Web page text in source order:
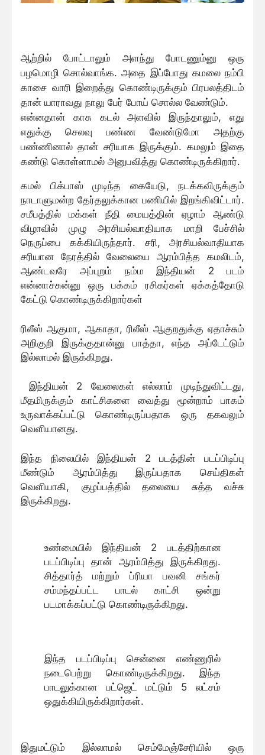
ஆற்றில் போட்டாலும் அளந்து போடணும்னு ஒரு
பழமொழி சொல்வாங்க. அதை இப்போது கமலை நம்பி
காசை வாரி இறைத்து கொண்டிருக்கும் பிரபலத்திடம்
தான் யாராவது நாலு பேர் போய் சொல்ல வேண்டும்.
என்னதான் காசு கடல் அளவில் இருந்தாலும், எது
எதுக்கு செலவு பண்ண வேண்டுமோ அதற்கு
பண்ணினால் தான் சரியாக இருக்கும். கமலும் இதை
கண்டு கொள்ளாமல் அனுபவித்து கொண்டிருக்கிறார்.
கமல் பிக்பாஸ் முடிந்த கையேடு, நடக்கவிருக்கும்
நாடாளுமன்ற தேர்தலுக்கான பணியில் இறங்கிவிட்டார்.
சமீபத்தில் மக்கள் நீதி மையத்தின் ஏழாம் ஆண்டு
விழாவில் முழு அரசியல்வாதியாக மாறி பேச்சில்
நெருப்பை கக்கியிருந்தார். சரி, அரசியல்வாதியாக
சரியான நேரத்தில் வேலையை ஆரம்பித்த கமலிடம்,
ஆண்டவரே அப்புறம் நம்ம இந்தியன் 2 படம்
என்னாச்சுன்னு ஒரு பக்கம் ரசிகர்கள் ஏக்கத்தோடு
கேட்டு கொண்டிருக்கிறார்கள்
ரிலீஸ் ஆகுமா, ஆகாதா, ரிலீஸ் ஆகுறதுக்கு ஏதாச்சும்
அறிகுறி இருக்குதான்னு பாத்தா, எந்த அப்டேட்டும்
இல்லாமல் இருக்கிறது.
இந்தியன் 2 வேலைகள் எல்லாம் முடிந்துவிட்டது,
மீதமிருக்கும் காட்சிகளை வைத்து மூன்றாம் பாகம்
உருவாக்கப்பட்டு கொண்டிருப்பதாக ஒரு தகவலும்
வெளியானது.
இந்த நிலையில் இந்தியன் 2 படத்தின் படப்பிடிப்பு
மீண்டும் ஆரம்பித்து இருப்பதாக செய்திகள்
வெளியாகி, குழப்பத்தில் தலையை சுத்த வச்சு
இருக்கிறது.
உண்மையில் இந்தியன் 2 படத்திற்கான
படப்பிடிப்பு தான் ஆரம்பித்து இருக்கிறது.
சித்தார்த் மற்றும் ப்ரியா பவனி சங்கர்
சம்மந்தப்பட்ட பாடல் காட்சி ஒன்று
படமாக்கப்பட்டு கொண்டிருக்கிறது.
இந்த படப்பிடிப்பு சென்னை எண்ணுரில்
நடைபெற்று கொண்டிருக்கிறது. இந்த
பாடலுக்கான பட்ஜெட் மட்டும் 5 லட்சம்
ஒதுக்கியிருக்கிறார்கள்.
இதுமட்டும் இல்லாமல் செம்மேஞ்சேரியில் ஒரு